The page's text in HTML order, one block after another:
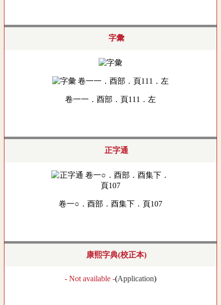
字彙
卷一一．酉部．頁111．左
正字通
卷一○．酉部．酉集下．頁107
康熙字典(校正本)
- Not available -(Application)